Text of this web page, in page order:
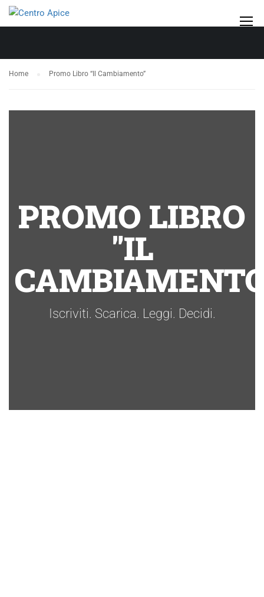
Home Promo Libro “Il Cambiamento”
PROMO LIBRO
"IL
Iscriviti. Scarica. Leggi. Decidi.